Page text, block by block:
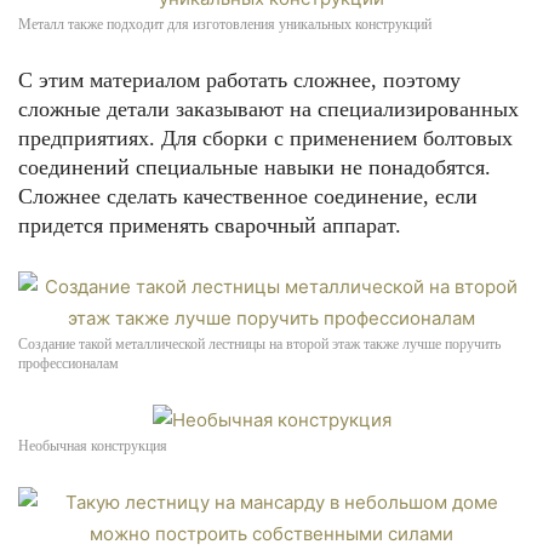
Металл также подходит для изготовления уникальных конструкций
С этим материалом работать сложнее, поэтому
сложные детали заказывают на специализированных
предприятиях. Для сборки с применением болтовых
соединений специальные навыки не понадобятся.
Сложнее сделать качественное соединение, если
придется применять сварочный аппарат.
Создание такой металлической лестницы на второй этаж также лучше поручить
профессионалам
Необычная конструкция